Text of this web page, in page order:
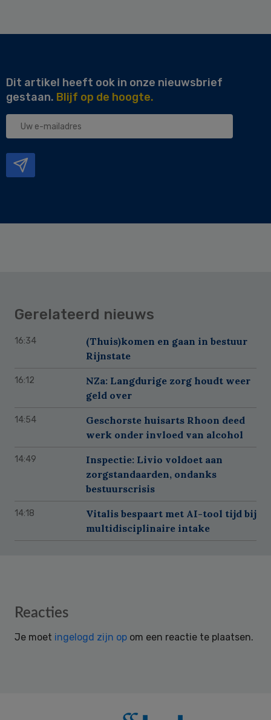
Dit artikel heeft ook in onze nieuwsbrief
gestaan. Blijf op de hoogte.
Uw
Gerelateerd nieuws
16:34
(Thuis)komen en gaan in bestuur
Rijnstate
16:12
NZa: Langdurige zorg houdt weer
geld over
14:54
Geschorste huisarts Rhoon deed
werk onder invloed van alcohol
14:49
Inspectie: Livio voldoet aan
zorgstandaarden, ondanks
bestuurscrisis
14:18
Vitalis bespaart met AI-tool tijd bij
multidisciplinaire intake
Reader
Reacties
Je moet ingelogd zijn op om een reactie te plaatsen.